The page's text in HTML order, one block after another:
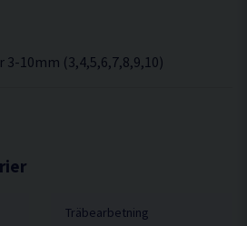
10mm (3,4,5,6,7,8,9,10)
Träbearbetning